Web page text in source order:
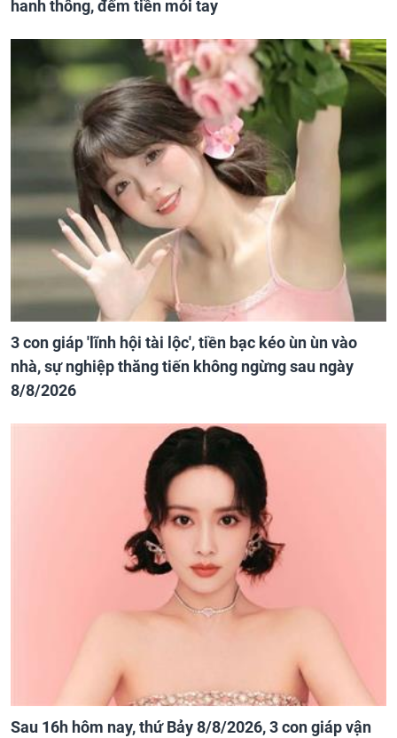
hanh thông, đếm tiền mỏi tay
3 con giáp 'lĩnh hội tài lộc', tiền bạc kéo ùn ùn vào
nhà, sự nghiệp thăng tiến không ngừng sau ngày
8/8/2026
Sau 16h hôm nay, thứ Bảy 8/8/2026, 3 con giáp vận